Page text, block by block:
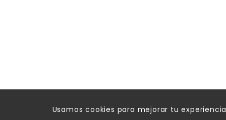
Usamos cookies para mejorar tu